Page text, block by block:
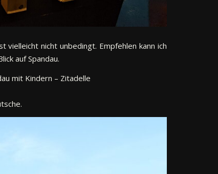
vielleicht nicht unbedingt. Empfehlen kann ich
auf Spandau.